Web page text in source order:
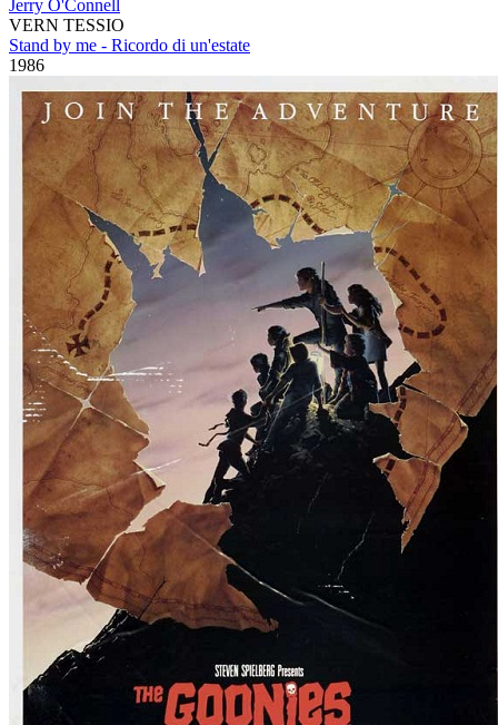
Jerry O'Connell
VERN TESSIO
Stand by me - Ricordo di un'estate
1986